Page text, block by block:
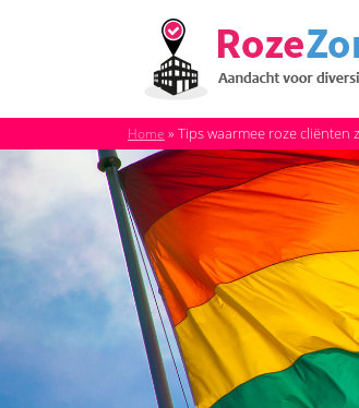
Home » Tips waarmee roze cliënten